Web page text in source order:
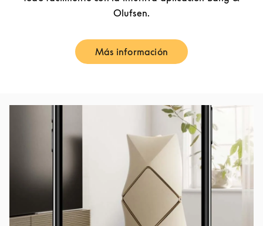
Olufsen.
Más informaciónLink Opens in New Tab